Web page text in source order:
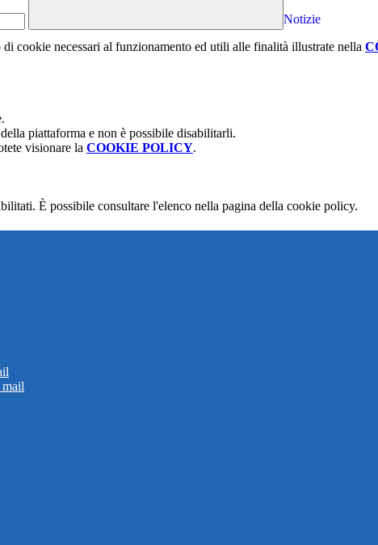
Notizie
cookie necessari al funzionamento ed utili alle finalità illustrate nella
piattaforma e non è possibile disabilitarli.
visionare la COOKIE POLICY.
È possibile consultare l'elenco nella pagina della cookie policy.